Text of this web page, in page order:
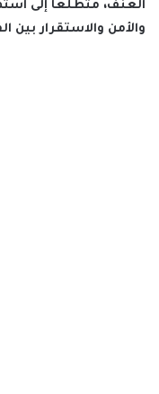
العنف، متطلعاً إلى
والأمن والاستقرار بين